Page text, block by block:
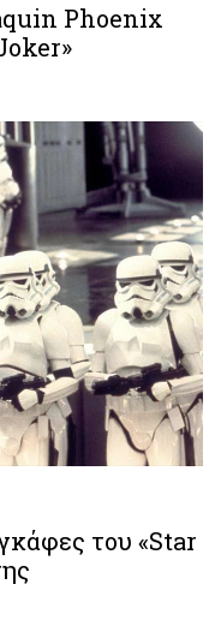
Phoenix
του «Star